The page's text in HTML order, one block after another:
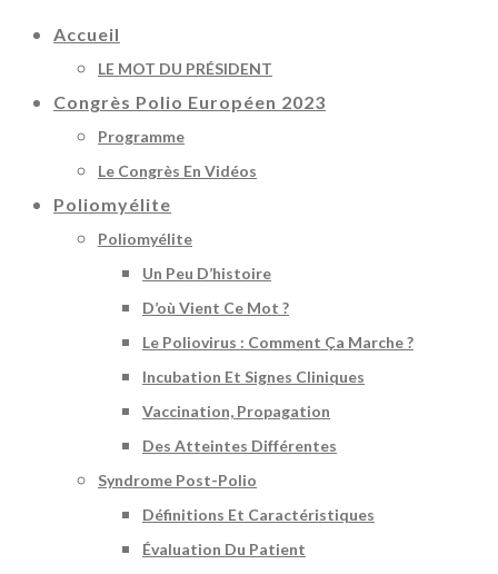
Accueil
LE MOT DU PRÉSIDENT
Congrès Polio Européen 2023
Programme
Le Congrès En Vidéos
Poliomyélite
Poliomyélite
Un Peu D’histoire
D’où Vient Ce Mot ?
Le Poliovirus : Comment Ça Marche ?
Incubation Et Signes Cliniques
Vaccination, Propagation
Des Atteintes Différentes
Syndrome Post-Polio
Définitions Et Caractéristiques
Évaluation Du Patient